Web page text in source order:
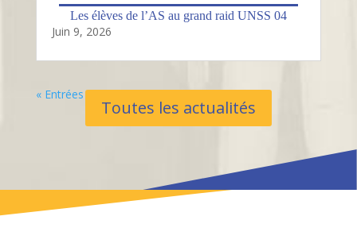
Les élèves de l’AS au grand raid UNSS 04
Juin 9, 2026
« Entrées Plus Anciennes
Toutes les actualités